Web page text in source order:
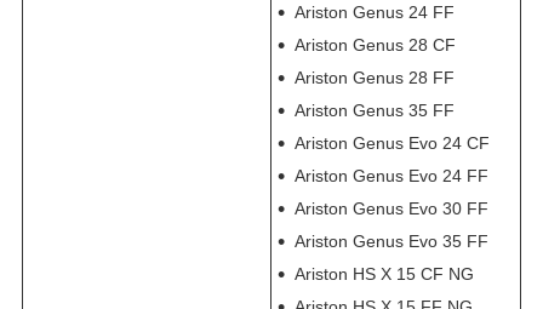
Ariston Genus 24 FF
Ariston Genus 28 CF
Ariston Genus 28 FF
Ariston Genus 35 FF
Ariston Genus Evo 24 CF
Ariston Genus Evo 24 FF
Ariston Genus Evo 30 FF
Ariston Genus Evo 35 FF
Ariston HS X 15 CF NG